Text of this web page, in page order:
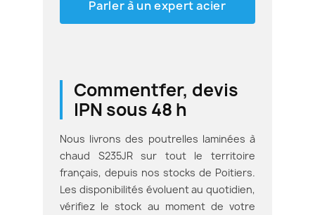
Parler à un expert acier
Commentfer, devis
IPN sous 48 h
Nous livrons des poutrelles laminées à
chaud S235JR sur tout le territoire
français, depuis nos stocks de Poitiers.
Les disponibilités évoluent au quotidien,
vérifiez le stock au moment de votre